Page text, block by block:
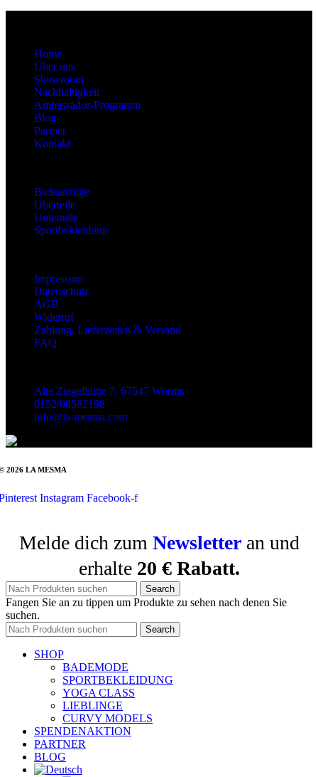
Home
Über uns
Showroom
Nachhaltigkeit
Ambassador-Programm
Blog
Partner
Kontakt
Badeanzüge
Oberteile
Unterteile
Sportbekleidung
Impressum
Datenschutz
AGB
Widerruf
Zahlung, Lieferzeiten & Versand
FAQ
Alte Ziegelhütte 7, 67547 Worms
0152/08582198
info@la-mesma.com
2026 LA MESMA
Instagram Facebook-f
Melde dich zum Newsletteran und
erhalte 20 € Rabatt.
Search
Fangen Sie an zu tippen um Produkte zu sehen nach denen Sie
suchen.
Search
SHOP
BADEMODE
SPORTBEKLEIDUNG
YOGA CLASS
LIEBLINGE
CURVY MODELS
SPENDENAKTION
PARTNER
BLOG